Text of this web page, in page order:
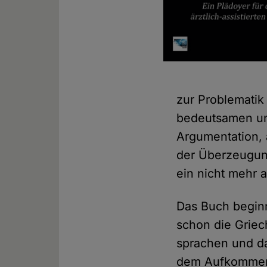
zur
bedeutsamen
Argumentation,
der
ein nicht mehr
Das Buch
schon die
sprachen und
dem